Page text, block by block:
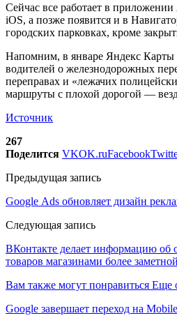
Сейчас все работает в
iOS, а позже появится и в
городских парковках, кроме
Напомним, в январе Яндекс Карты
водителей о железнодорожных
переправах и «лежачих
маршруты с плохой дорогой —
Источник
267
Поделится VKOK.ruFacebook
Предыдущая запись
Google Ads обновляет дизайн
Следующая запись
ВКонтакте делает информацию об
товаров магазинами более заметной
Вам также могут понравиться Еще
Google завершает переход на